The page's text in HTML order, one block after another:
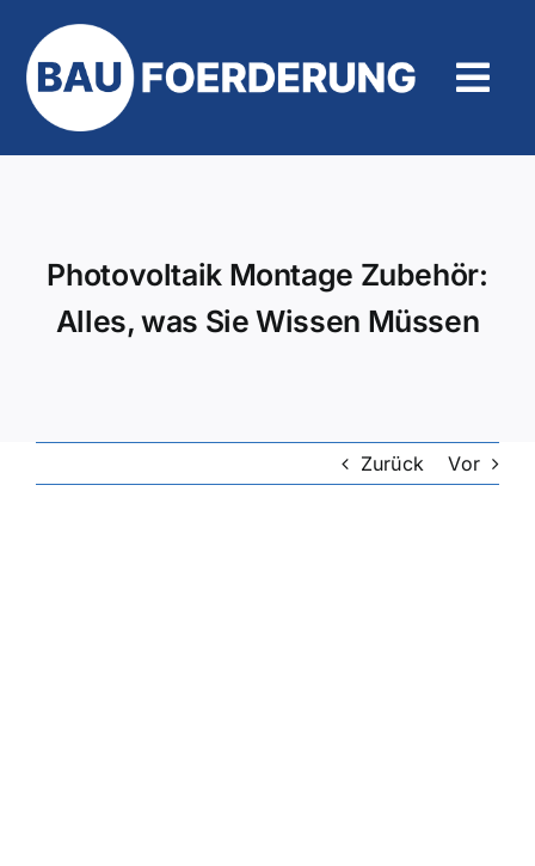
Inhalt
springen
Photovoltaik Montage Zubehör:
Alles, was Sie Wissen Müssen
Zurück Vor